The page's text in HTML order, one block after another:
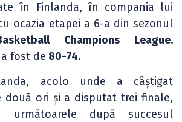
în Finlanda, în compania lui
ocazia etapei a 6-a din sezonul
Champions League.
fost de 80-74.
acolo unde a câștigat
două ori și a disputat trei finale,
după succesul